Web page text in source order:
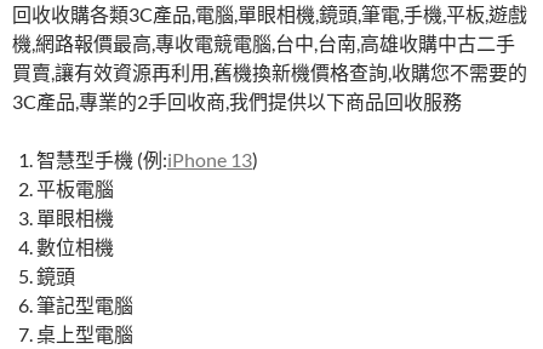
回收收購各類3C產品,電腦,單眼相機,鏡頭,筆電,手機,平板,遊戲
機,網路報價最高,專收電競電腦,台中,台南,高雄收購中古二手
買賣,讓有效資源再利用,舊機換新機價格查詢,收購您不需要的
3C產品,專業的2手回收商,我們提供以下商品回收服務
智慧型手機 (例:iPhone 13)
平板電腦
單眼相機
數位相機
鏡頭
筆記型電腦
桌上型電腦